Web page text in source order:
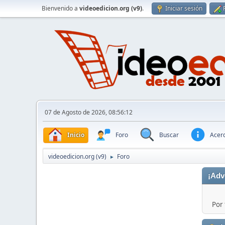
Bienvenido a videoedicion.org (v9). Iniciar sesión
07 de Agosto de 2026, 08:56:12
Inicio Foro Buscar
videoedicion.org (v9) ► Foro
Por